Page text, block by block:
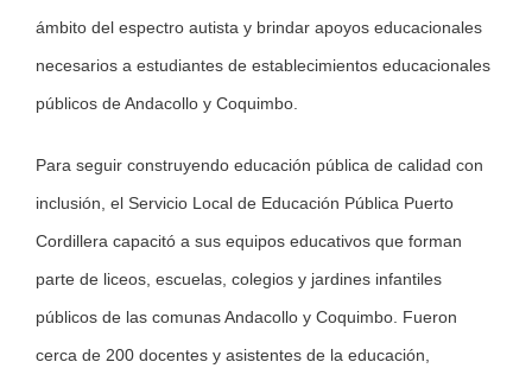
ámbito del espectro autista y brindar apoyos educacionales
necesarios a estudiantes de establecimientos educacionales
públicos de Andacollo y Coquimbo.
Para seguir construyendo educación pública de calidad con
inclusión, el Servicio Local de Educación Pública Puerto
Cordillera capacitó a sus equipos educativos que forman
parte de liceos, escuelas, colegios y jardines infantiles
públicos de las comunas Andacollo y Coquimbo. Fueron
cerca de 200 docentes y asistentes de la educación,